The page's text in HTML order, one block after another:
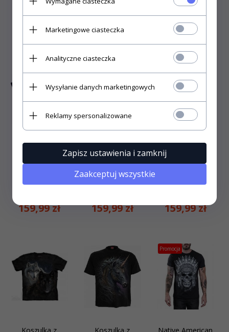
159,99zł 159,99zł 59,99zł
129,99 zł
delfinami
The Mountain
159,99zł
Where Light and
Dark Meet - The
Mountain
159,99zł
Tie Dye Rasta
Peace Turtle -
159,99zł
Promocja
Marketingowe ciasteczka
Analityczne ciasteczka
Wysyłanie danych marketingowych
Reklamy spersonalizowane
Zapisz ustawienia i zamknij
Zaakceptuj wszystkie